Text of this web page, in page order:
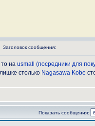
Заголовок сообщения:
на usmall (посредники для
столько Nagasawa Kobe
Показать сообщения: